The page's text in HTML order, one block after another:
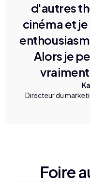
d'autres
cinéma et
Alors je
Directeur du
Foire